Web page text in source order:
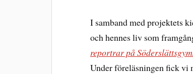
I samband med projektets
och hennes liv som
reportrar på
Under föreläsningen fick vi